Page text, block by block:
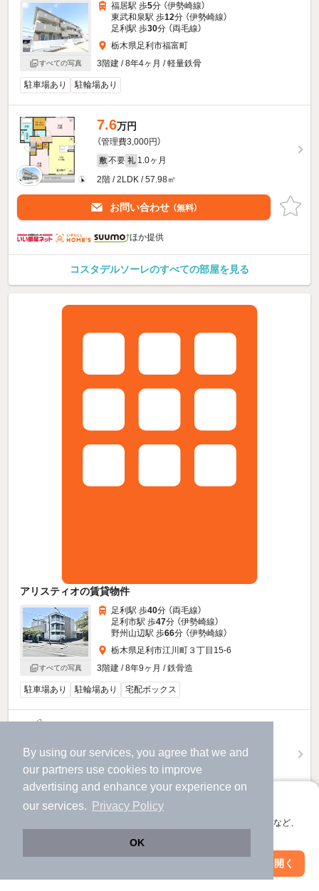
By using our services, you agree that we and
our partners use cookies to improve
advertising and enhance your experience on
our services.
Privacy Policy
OK
アプリに切り替えて、サクサクお部屋探し
会員登録なしですぐ使える。マップ検索やお気に入り保存など、
アプリを開く
すべての写真
福居駅 歩5分 （伊勢崎線）
東武和泉駅 歩12分 （伊勢崎線）
足利駅 歩30分 （両毛線）
栃木県足利市福富町
3階建 / 8年4ヶ月 / 軽量鉄骨
駐車場あり 駐輪場あり
7.6万円
（管理費3,000円）
敷 不要 礼 1.0ヶ月
2階 / 2LDK / 57.98㎡
お問い合わせ （無料）
ほか提供
コスタデルソーレのすべての部屋を見る
アリスティオの賃貸物件
すべての写真
足利駅 歩40分 （両毛線）
足利市駅 歩47分 （伊勢崎線）
野州山辺駅 歩66分 （伊勢崎線）
栃木県足利市江川町３丁目15-6
3階建 / 8年9ヶ月 / 鉄骨造
駐車場あり 駐輪場あり 宅配ボックス
（管理費6,000円）
不要 礼 1.0ヶ月
3階 / 2LDK / 67.92㎡
お問い合わせ
提供
9.7万円
絞り込み条件を変更